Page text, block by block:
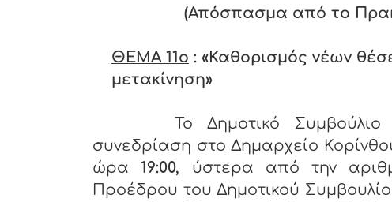
(Απόσπασμα από το
ΘΕΜΑ 11o : «Καθορισμός νέων
μετακίνηση»
Το Δημοτικό
συνεδρίαση στο Δημαρχείο
ώρα19:00, ύστερα από την
Προέδρου του Δημοτικού